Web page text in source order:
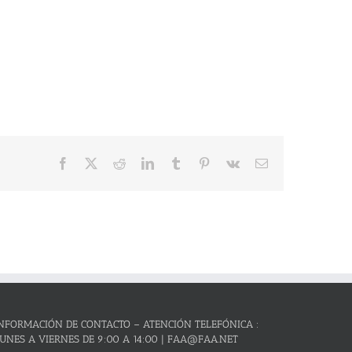
Facebook RedditLinkedInTumblr Pinterest
Vk
Correo
DE CONTACTO – ATENCIÓN TELEFÓNICA :
A VIERNES DE 9:00 A 14:00 | FAA@FAA.NET